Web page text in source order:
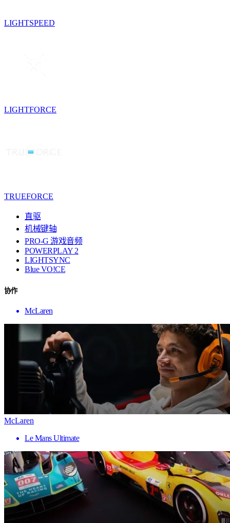
LIGHTSPEED
LIGHTFORCE
TRUEFORCE
直驱
机械键轴
PRO-G 游戏音频
POWERPLAY 2
LIGHTSYNC
Blue VO!CE
协作
McLaren
McLaren
Le Mans Ultimate